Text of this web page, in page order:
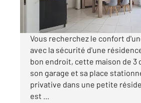
Visiter le site dédié
Vous recherchez le confort
avec la sécurité d'une
bon endroit, cette maison de 3
son garage et sa place
privative dans une petite
est ...